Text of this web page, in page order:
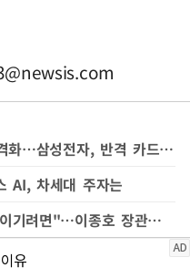
파운드리, 자율주행 AI칩 경쟁 격화…삼성전자, 반격 카드는?
AI, 차세대 주자는
"엔비디아 등 빅테크 경쟁에서 이기려면"…이종호 장관이 꺼낸 AI반도체 차별화 전략